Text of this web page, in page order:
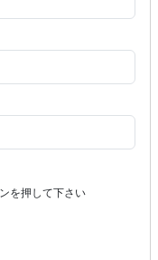
を押して下さい